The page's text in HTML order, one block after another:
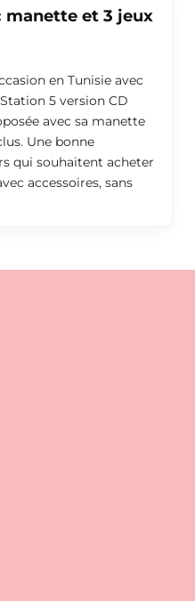
manette et 3 jeux
en Tunisie avec
5 version CD
avec sa manette
Une bonne
qui souhaitent acheter
accessoires, sans